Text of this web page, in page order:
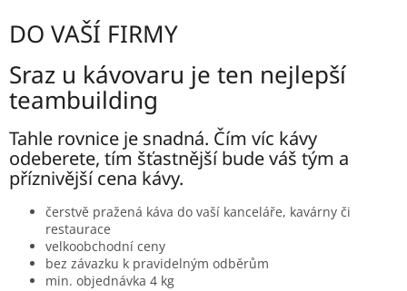
DO VAŠÍ FIRMY
Sraz u kávovaru je ten nejlepší
teambuilding
Tahle rovnice je snadná. Čím víc kávy
odeberete, tím šťastnější bude váš tým a
příznivější cena kávy.
čerstvě pražená káva do vaší kanceláře, kavárny či
restaurace
velkoobchodní ceny
bez závazku k pravidelným odběrům
min. objednávka 4 kg